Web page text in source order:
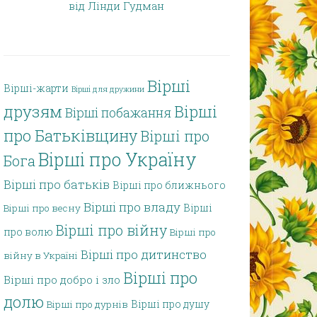
від Лінди Гудман
Вірші-жарти Вірші для дружини Вірші
друзям Вірші побажання Вірші
про Батьківщину Вірші про
БогаВірші про Україну
Вірші про батьків Вірші про ближнього
Вірші про весну Вірші про владу Вірші
про волю Вірші про війну Вірші про
війну в Україні Вірші про дитинство
Вірші про добро і зло Вірші про
долю Вірші про дурнів Вірші про душу